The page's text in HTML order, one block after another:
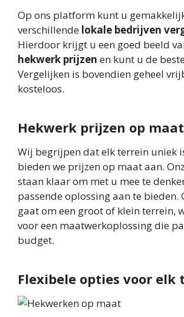
Op ons platform kunt u
verschillende lokale bedrijven
Hierdoor krijgt u een goed beeld
hekwerk prijzen en kunt u de
Vergelijken is bovendien geheel
kosteloos.
Hekwerk prijzen op maat
Wij begrijpen dat elk terrein uniek
bieden we prijzen op maat aan.
staan klaar om met u mee te
passende oplossing aan te bieden.
gaat om een groot of klein terrein,
voor een maatwerkoplossing die
budget.
Flexibele opties voor elk